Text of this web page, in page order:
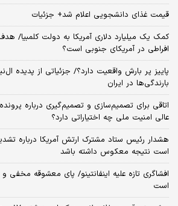
قیمت غذای دانشجویی اعلام شد+ جزئیات
کمک یک میلیارد دلاری آمریکا به دولت کلمبیا/
افراطی در آمریکای جنوبی است؟
پاییز پر بارش واقعیت دارد؟/ جزئیاتی از پدیده
بارندگی‌ها در ایران
اتاقی برای تصمیم‌سازی و تصمیم‌گیری درباره
عالی امنیت ملی چه اختیاراتی دارد؟
هشدار رئیس ستاد مشترک ارتش آمریکا درباره
است نتیجه معکوس داشته باشد
افشاگری تازه علیه اینفانتینو/ پای معشوقه
است